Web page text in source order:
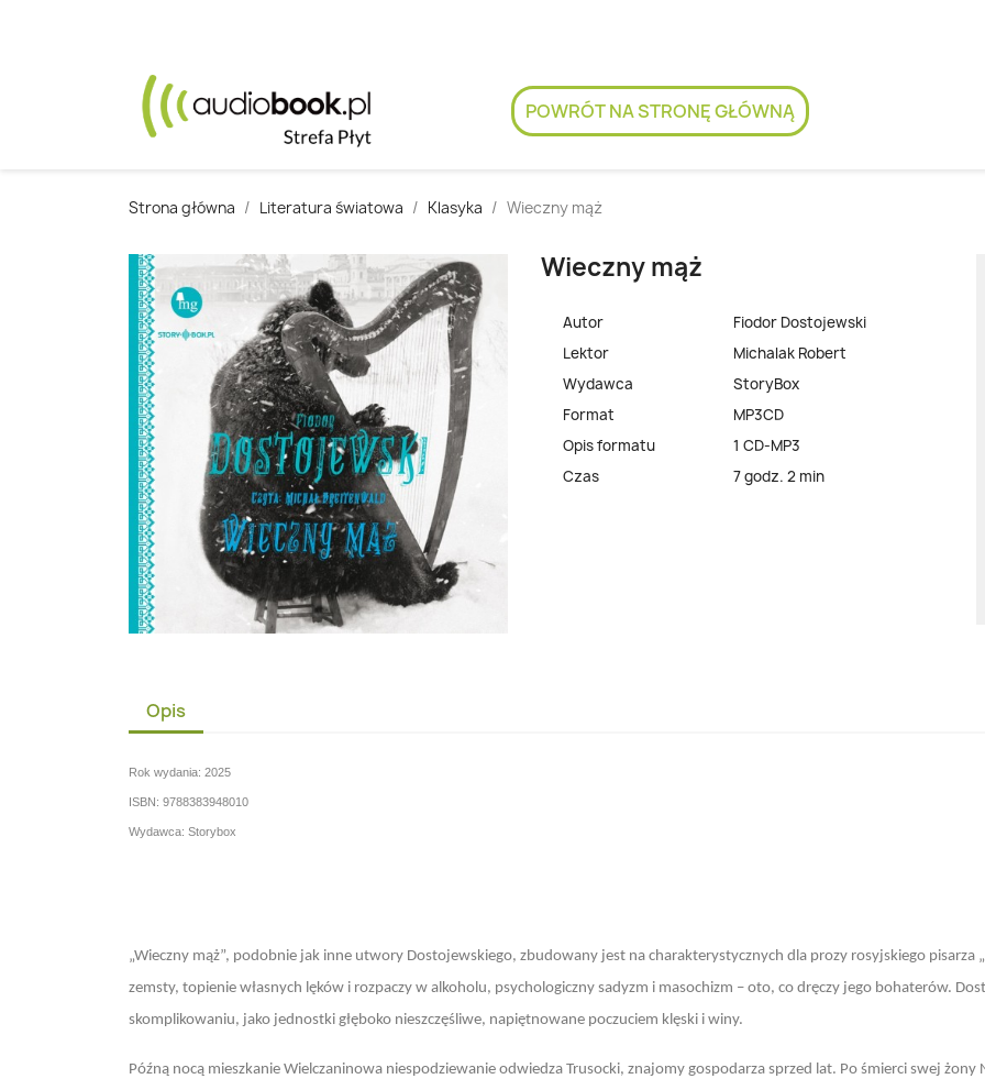
POWRÓT NA STRONĘ GŁÓWNĄ
Strona główna Literatura światowa Klasyka Wieczny mąż
Wieczny mąż
Autor
Fiodor Dostojewski
Lektor
Michalak Robert
Wydawca
StoryBox
Format
MP3CD
Opis formatu
1 CD-MP3
Czas
7 godz. 2 min
Opis
Rok wydania: 2025
ISBN: 9788383948010
Wydawca: Storybox
„Wieczny mąż”, podobnie jak inne utwory Dostojewskiego, zbudowany jest na charakterystycznych dla prozy rosyjskiego pisarza
zemsty, topienie własnych lęków i rozpaczy w alkoholu, psychologiczny sadyzm i masochizm – oto, co dręczy jego bohaterów.
skomplikowaniu, jako jednostki głęboko nieszczęśliwe, napiętnowane poczuciem klęski i winy.
Późną nocą mieszkanie Wielczaninowa niespodziewanie odwiedza Trusocki, znajomy gospodarza sprzed lat. Po śmierci swej